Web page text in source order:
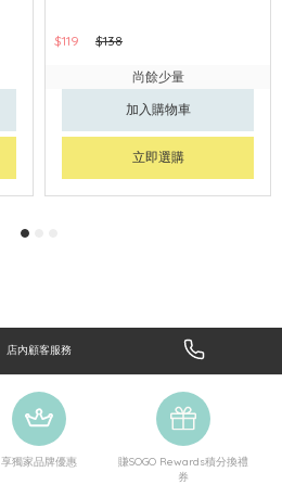
$119 $138
尚餘少量
加入購物車
立即選購
店內顧客服務
享獨家品牌優惠
賺SOGO Rewards積分換禮
券